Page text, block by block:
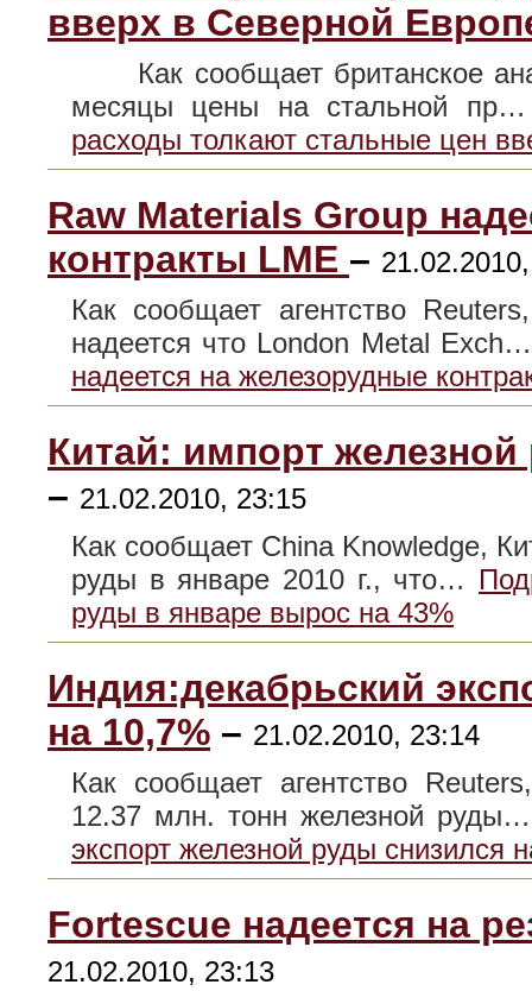
вверх в Северной
Как сообщает британское
месяцы цены на стальной
расходы толкают стальные цен
Raw Materials Group
контракты LME –
Как сообщает агентство
надеется что London Metal
надеется на железорудные
Китай: импорт
– 21.02.2010, 23:15
Как сообщает China Knowledge,
руды в январе 2010 г., что…
руды в январе вырос на 43%
Индия:декабрьский
на 10,7% – 21.02.2010, 23:14
Как сообщает агентство
12.37 млн. тонн железной
экспорт железной руды снизился
Fortescue надеется на
21.02.2010, 23:13